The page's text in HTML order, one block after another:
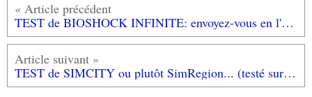
TEST de BIOSHOCK INFINITE: envoyez-vous en l'air! (testé sur XBOX 360)
TEST de SIMCITY ou plutôt SimRegion... (testé sur PC)